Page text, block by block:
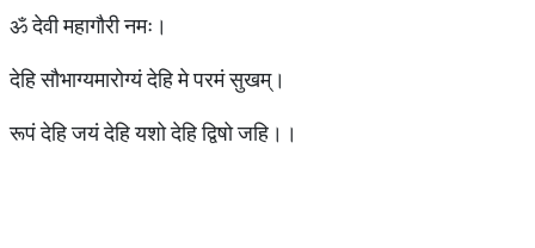
ॐ देवी महागौरी नमः।
देहि सौभाग्यमारोग्यं देहि मे परमं सुखम्।
रूपं देहि जयं देहि यशो देहि द्विषो जहि।।